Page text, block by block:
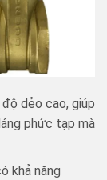
dẻo cao, giúp
phức tạp mà
khả năng